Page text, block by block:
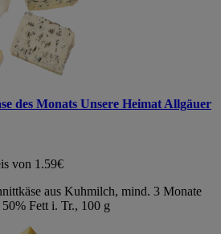
des Monats Unsere Heimat Allgäuer
von 1.59€
aus Kuhmilch, mind. 3 Monate
Fett i. Tr., 100 g